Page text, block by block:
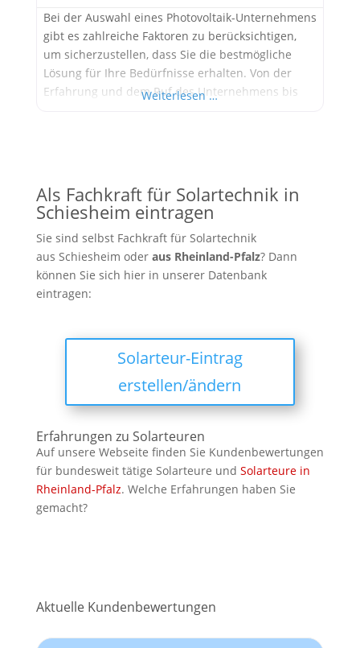
Bei der Auswahl eines Photovoltaik-Unternehmens
gibt es zahlreiche Faktoren zu berücksichtigen,
um sicherzustellen, dass Sie die bestmögliche
Lösung für Ihre Bedürfnisse erhalten. Von der
Erfahrung und dem Ruf des Unternehmens bis
Niedersachsen.
Weiterlesen …
Als Fachkraft für Solartechnik in
Schiesheim eintragen
Sie sind selbst Fachkraft für Solartechnik
aus Schiesheim oder aus Rheinland-Pfalz? Dann
können Sie sich hier in unserer Datenbank
eintragen:
Solarteur-Eintrag
erstellen/ändern
Erfahrungen zu Solarteuren
Auf unsere Webseite finden Sie Kundenbewertungen
für bundesweit tätige Solarteure und Solarteure in
Rheinland-Pfalz. Welche Erfahrungen haben Sie
gemacht?
Aktuelle Kundenbewertungen